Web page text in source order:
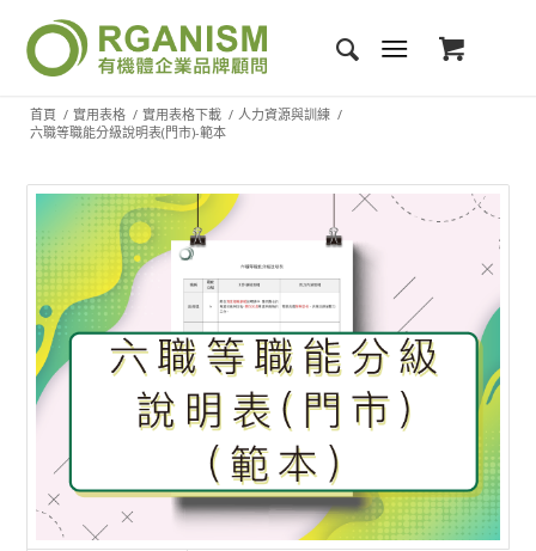
首頁 / 實用表格 / 實用表格下載 / 人力資源與訓練 /
六職等職能分級說明表(門市)-範本